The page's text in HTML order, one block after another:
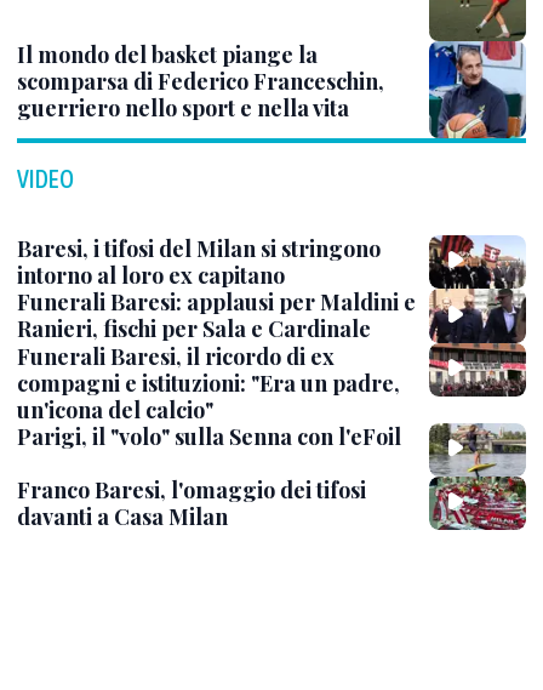
Il mondo del basket piange la
scomparsa di Federico Franceschin,
guerriero nello sport e nella vita
VIDEO
Baresi, i tifosi del Milan si stringono
intorno al loro ex capitano
Funerali Baresi: applausi per Maldini e
Ranieri, fischi per Sala e Cardinale
Funerali Baresi, il ricordo di ex
compagni e istituzioni: "Era un padre,
un'icona del calcio"
Parigi, il "volo" sulla Senna con l'eFoil
Franco Baresi, l'omaggio dei tifosi
davanti a Casa Milan